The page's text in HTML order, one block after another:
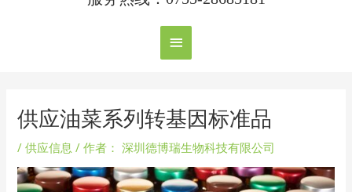
供应油菜系列转基因标准品
/供应信息 / 作者： 深圳德博瑞生物科技有限公司